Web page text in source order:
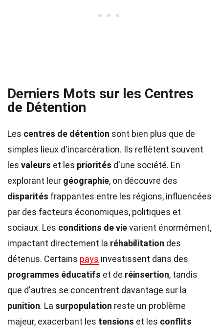
Derniers Mots sur les Centres
de Détention
Les centres de détention sont bien plus que de
simples lieux d'incarcération. Ils reflètent souvent
les valeurs et les priorités d'une société. En
explorant leur géographie, on découvre des
disparités frappantes entre les régions, influencées
par des facteurs économiques, politiques et
sociaux. Les conditions de vievarient énormément,
impactant directement la réhabilitation des
détenus. Certains pays investissent dans des
programmes éducatifs et de réinsertion, tandis
que d'autres se concentrent davantage sur la
punition. La surpopulation reste un problème
majeur, exacerbant les tensions et les conflits